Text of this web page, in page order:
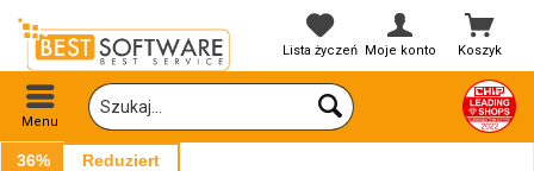
Koszyk
Lista życzeń Moje konto
Menu
36% Reduziert